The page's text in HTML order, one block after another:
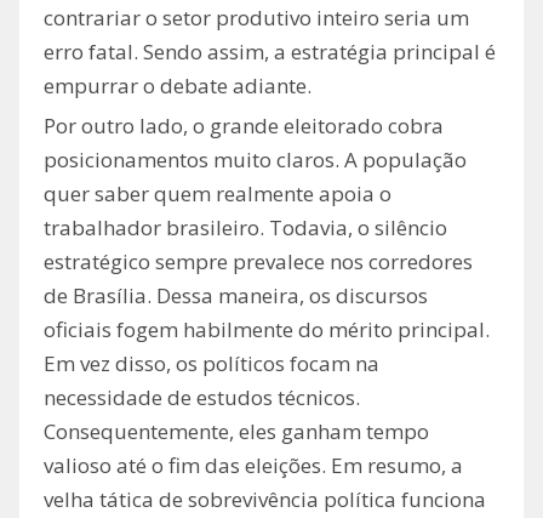
contrariar o setor produtivo inteiro seria um
erro fatal. Sendo assim, a estratégia principal é
empurrar o debate adiante.
Por outro lado, o grande eleitorado cobra
posicionamentos muito claros. A população
quer saber quem realmente apoia o
trabalhador brasileiro. Todavia, o silêncio
estratégico sempre prevalece nos corredores
de Brasília. Dessa maneira, os discursos
oficiais fogem habilmente do mérito principal.
Em vez disso, os políticos focam na
necessidade de estudos técnicos.
Consequentemente, eles ganham tempo
valioso até o fim das eleições. Em resumo, a
velha tática de sobrevivência política funciona